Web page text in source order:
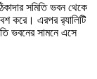
সমিতি ভবন থেকে
করে। এরপর র‌্যালিটি
ভবনের সামনে এসে